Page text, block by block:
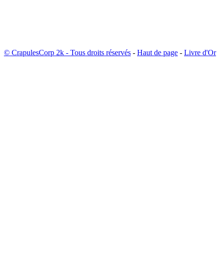
© CrapulesCorp 2k - Tous droits réservés - Haut de page - Livre d'Or